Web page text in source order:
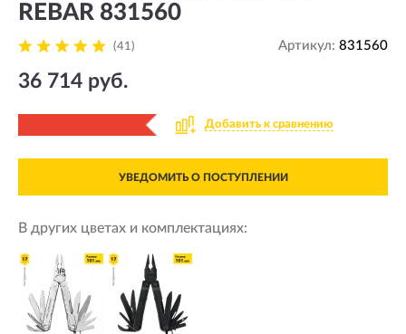
REBAR 831560
(41) Артикул: 831560
36 714 руб.
Добавить к сравнению
УВЕДОМИТЬ О ПОСТУПЛЕНИИ
В других цветах и комплектациях: